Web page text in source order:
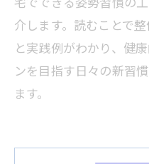
介します。読むことで
と実践例がわかり、健
ンを目指す日々の新習
ます。